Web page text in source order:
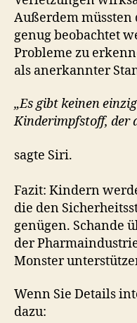
Außerdem
genug beobachtet
Probleme zu
als anerkannter
„Es gibt keinen
Kinderimpfstoff, der
sagte Siri.
Fazit: Kindern
die den
genügen. Schande
der
Monster
Wenn Sie Details
dazu: